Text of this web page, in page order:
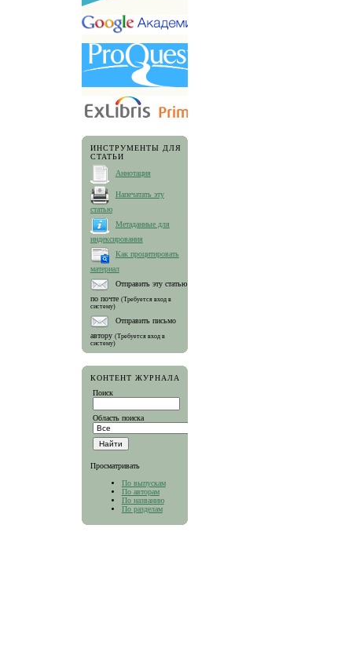
ИНСТРУМЕНТЫ ДЛЯ
СТАТЬИ
Аннотация
Напечатать эту
статью
Метаданные для
индексирования
Как процитировать
материал
Отправить эту статью
по почте (Требуется вход в
систему)
Отправить письмо
автору (Требуется вход в
систему)
КОНТЕНТ ЖУРНАЛА
Поиск
Область поиска
Просматривать
По выпускам
По авторам
По названию
По разделам